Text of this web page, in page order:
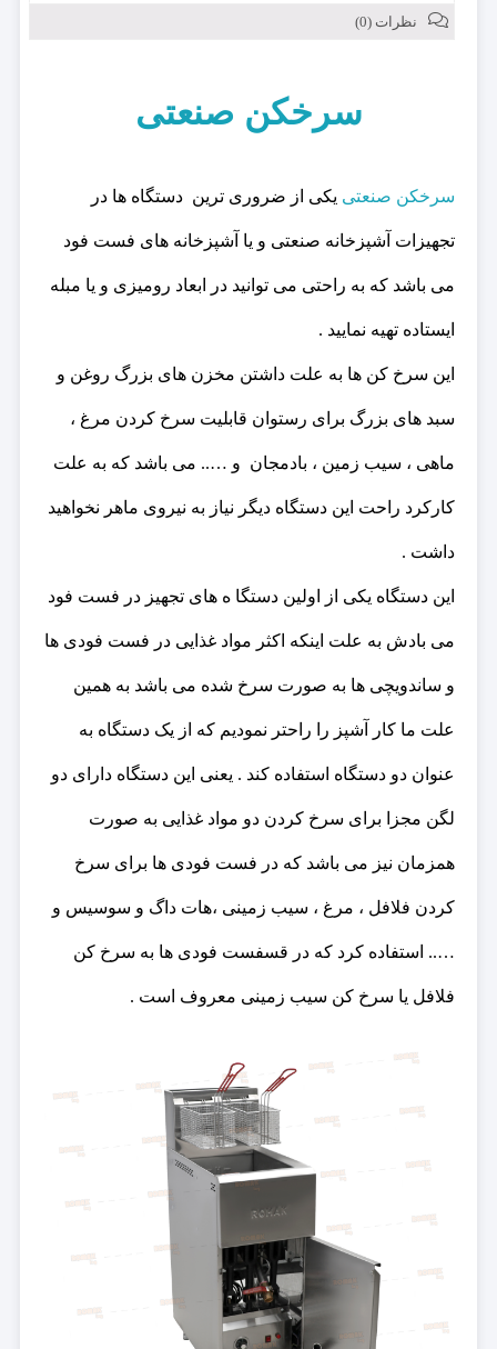
نظرات (0)
سرخکن صنعتی
سرخکن صنعتی یکی از ضروری ترین دستگاه ها در
تجهیزات آشپزخانه صنعتی و یا آشپزخانه های فست فود
می باشد که به راحتی می توانید در ابعاد رومیزی و یا مبله
ایستاده تهیه نمایید .
این سرخ کن ها به علت داشتن مخزن های بزرگ روغن و
سبد های بزرگ برای رستوان قابلیت سرخ کردن مرغ ،
ماهی ، سیب زمین ، بادمجان و ….. می باشد که به علت
کارکرد راحت این دستگاه دیگر نیاز به نیروی ماهر نخواهید
داشت .
این دستگاه یکی از اولین دستگا ه های تجهیز در فست فود
می بادش به علت اینکه اکثر مواد غذایی در فست فودی ها
و ساندویچی ها به صورت سرخ شده می باشد به همین
علت ما کار آشپز را راحتر نمودیم که از یک دستگاه به
عنوان دو دستگاه استفاده کند . یعنی این دستگاه دارای دو
لگن مجزا برای سرخ کردن دو مواد غذایی به صورت
همزمان نیز می باشد که در فست فودی ها برای سرخ
کردن فلافل ، مرغ ، سیب زمینی ،هات داگ و سوسیس و
….. استفاده کرد که در قسفست فودی ها به سرخ کن
فلافل یا سرخ کن سیب زمینی معروف است .